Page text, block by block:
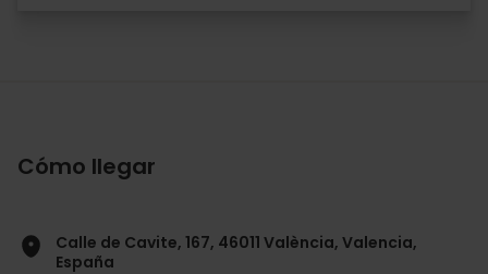
Cómo llegar
Calle de Cavite, 167, 46011 València, Valencia,
España